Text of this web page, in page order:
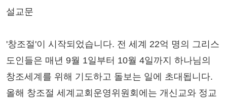
설교문
'창조절'이 시작되었습니다. 전 세계 22억 명의 그리스
도인들은 매년 9월 1일부터 10월 4일까지 하나님의
창조세계를 위해 기도하고 돌보는 일에 초대됩니다.
올해 창조절 세계교회운영위원회에는 개신교와 정교